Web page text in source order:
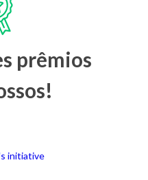
prêmios